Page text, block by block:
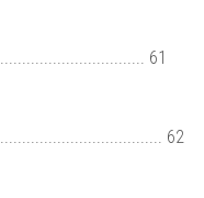
61
62